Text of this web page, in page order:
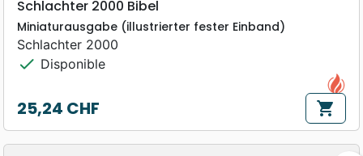
Schlachter 2000 Bibel
Miniaturausgabe (illustrierter fester Einband)
Schlachter 2000
check Disponible
Prix
25,24 CHF shopping_cart